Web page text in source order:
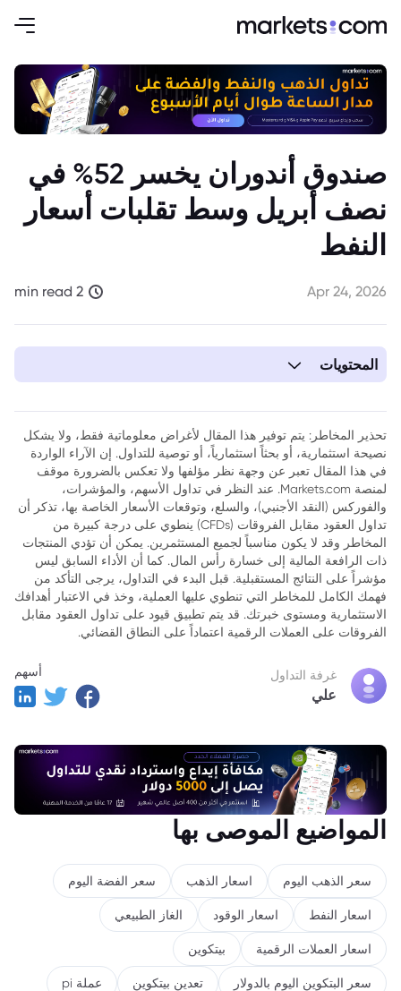
صندوق أندوران يخسر 52% في
نصف أبريل وسط تقلبات أسعار
النفط
Apr 24, 2026
2 min read
المحتويات
تحذير المخاطر: يتم توفير هذا المقال لأغراض معلوماتية فقط، ولا يشكل
نصيحة استثمارية، أو بحثاً استثمارياً، أو توصية للتداول. إن الآراء الواردة
في هذا المقال تعبر عن وجهة نظر مؤلفها ولا تعكس بالضرورة موقف
لمنصة Markets.com. عند النظر في تداول الأسهم، والمؤشرات،
والفوركس (النقد الأجنبي)، والسلع، وتوقعات الأسعار الخاصة بها، تذكر أن
تداول العقود مقابل الفروقات (CFDs) ينطوي على درجة كبيرة من
المخاطر وقد لا يكون مناسباً لجميع المستثمرين. يمكن أن تؤدي المنتجات
ذات الرافعة المالية إلى خسارة رأس المال. كما أن الأداء السابق ليس
مؤشراً على النتائج المستقبلية. قبل البدء في التداول، يرجى التأكد من
فهمك الكامل للمخاطر التي تنطوي عليها العملية، وخذ في الاعتبار أهدافك
الاستثمارية ومستوى خبرتك. قد يتم تطبيق قيود على تداول العقود مقابل
الفروقات على العملات الرقمية اعتماداً على النطاق القضائي.
غرفة التداول
علي
أسهم
المواضيع الموصى بها
سعر الذهب اليوم اسعار الذهب سعر الفضة اليوم
اسعار النفط اسعار الوقود الغاز الطبيعي
اسعار العملات الرقمية بيتكوين
سعر البتكوين اليوم بالدولار تعدين بيتكوين عملة pi